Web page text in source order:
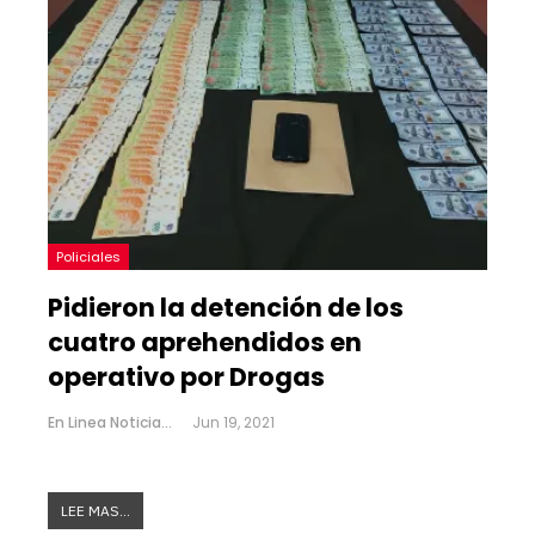
Policiales
Pidieron la detención de los
cuatro aprehendidos en
operativo por Drogas
En Linea Noticias Jun 19, 2021
LEE MAS...